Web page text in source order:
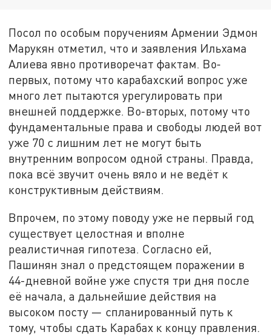
Посол по особым поручениям Армении Эдмон
Марукян отметил, что и заявления Ильхама
Алиева явно противоречат фактам. Во-
первых, потому что карабахский вопрос уже
много лет пытаются урегулировать при
внешней поддержке. Во-вторых, потому что
фундаментальные права и свободы людей вот
уже 70 с лишним лет не могут быть
внутренним вопросом одной страны. Правда,
пока всё звучит очень вяло и не ведёт к
конструктивным действиям.
Впрочем, по этому поводу уже не первый год
существует целостная и вполне
реалистичная гипотеза. Согласно ей,
Пашинян знал о предстоящем поражении в
44-дневной войне уже спустя три дня после
её начала, а дальнейшие действия на
высоком посту — спланированный путь к
тому, чтобы сдать Карабах к концу правления.